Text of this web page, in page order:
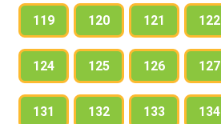
119 120 121 122
124 125 126 127
131 132 133 134